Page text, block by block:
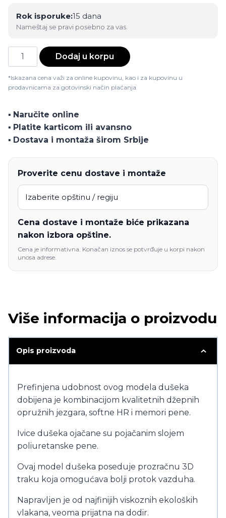
Rok isporuke:15 dana
Nameštaj se pravi posebno za vas.
Dušek
Sirmium
Flavia
količina
Dodaj u korpu
*Iskazana cena važi za online kupovinu, kao i za kupovinu u
prodavnicama za gotovinski način plaćanja
▪️ Naručite online
▪️ Platite karticom ili avansno
▪️ Dostava i montaža širom Srbije
Proverite cenu dostave i montaže
Cena dostave i montaže biće prikazana
nakon izbora opštine.
Cena je informativna. Konačan iznos se potvrđuje u korpi nakon
unosa adrese.
Više informacija o proizvodu
Opis proizvoda
Prefinjena udobnost ovog modela dušeka
dobijena je kombinacijom kvalitetnih džepnih
opružnih jezgara, softne HR i memori pene.
Ivice dušeka ojačane su pojačanim slojem
poliuretanske pene.
Ovaj model dušeka poseduje prozračnu 3D
traku koja omogućava bolji protok vazduha.
Napravljen je od najfinijih viskoznih ekoloških
vlakana, veoma prijatna na dodir.